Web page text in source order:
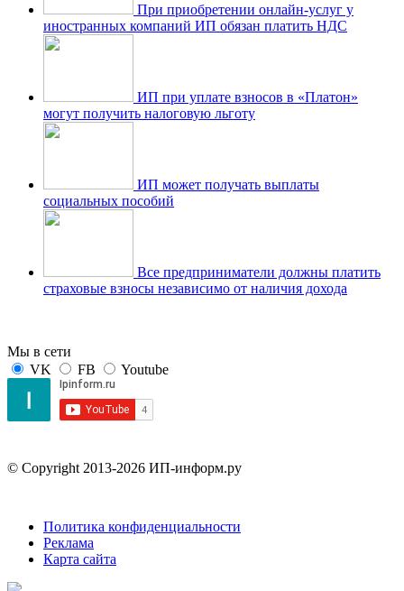
При приобретении онлайн-услуг у
иностранных компаний ИП обязан платить НДС
ИП при уплате взносов в «Платон»
могут получить налоговую льготу
ИП может получать выплаты
социальных пособий
Все предприниматели должны платить
страховые взносы независимо от наличия дохода
Мы в сети
VK
FB Youtube
© Copyright 2013-2026 ИП-информ.ру
Политика конфиденциальности
Реклама
Карта сайта